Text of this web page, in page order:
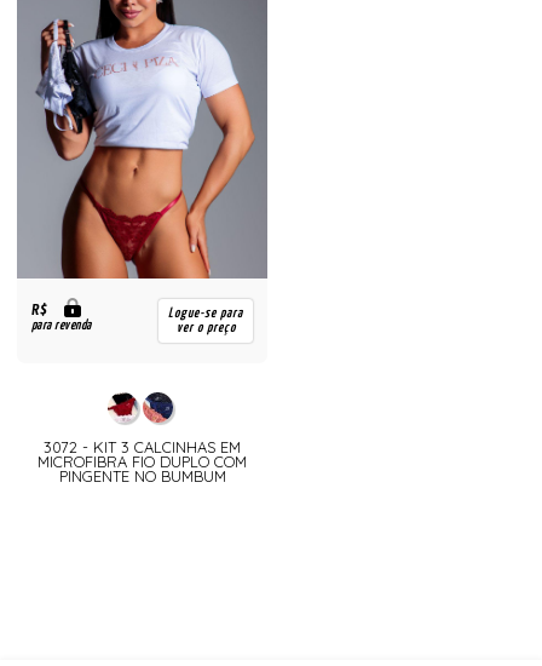
R$
para revenda
Logue-se para
ver o preço
3072 - KIT 3 CALCINHAS EM
MICROFIBRA FIO DUPLO COM
PINGENTE NO BUMBUM